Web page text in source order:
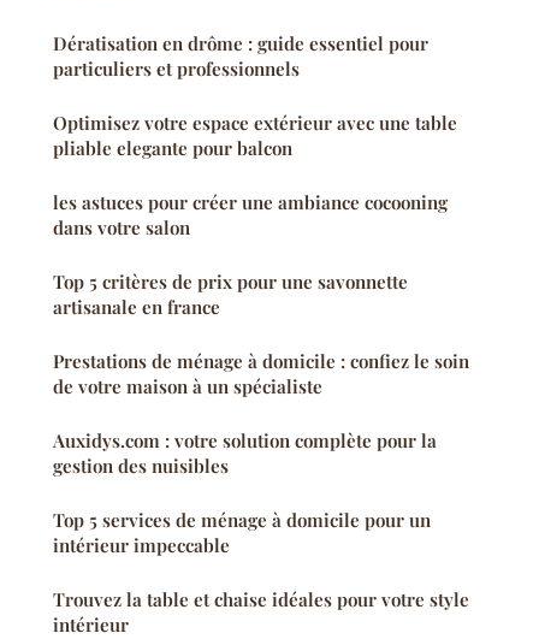
Dératisation en drôme : guide essentiel pour
particuliers et professionnels
Optimisez votre espace extérieur avec une table
pliable elegante pour balcon
les astuces pour créer une ambiance cocooning
dans votre salon
Top 5 critères de prix pour une savonnette
artisanale en france
Prestations de ménage à domicile : confiez le soin
de votre maison à un spécialiste
Auxidys.com : votre solution complète pour la
gestion des nuisibles
Top 5 services de ménage à domicile pour un
intérieur impeccable
Trouvez la table et chaise idéales pour votre style
intérieur